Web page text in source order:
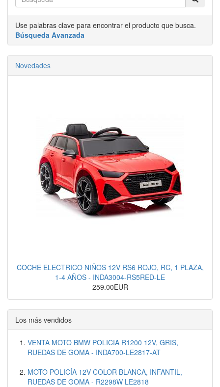
Use palabras clave para encontrar el producto que busca.
Búsqueda Avanzada
Novedades
COCHE ELECTRICO NIÑOS 12V RS6 ROJO, RC, 1 PLAZA,
1-4 AÑOS - INDA3004-RS5RED-LE
259.00EUR
Los más vendidos
VENTA MOTO BMW POLICIA R1200 12V, GRIS,
RUEDAS DE GOMA - INDA700-LE2817-AT
MOTO POLICÍA 12V COLOR BLANCA, INFANTIL,
RUEDAS DE GOMA - R2298W LE2818